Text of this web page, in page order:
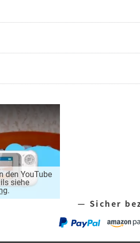
den YouTube
siehe
.
— Sicher